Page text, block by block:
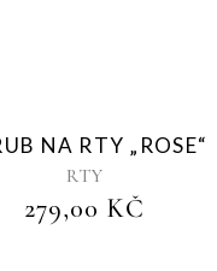
Sold
NA RTY „ROSE“
RTY
279,00 KČ